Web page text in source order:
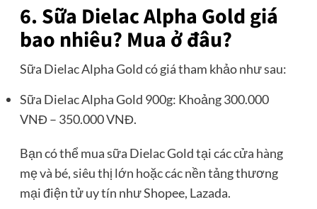
6. Sữa Dielac Alpha Gold giá
bao nhiêu? Mua ở đâu?
Sữa Dielac Alpha Gold có giá tham khảo như sau:
Sữa Dielac Alpha Gold 900g: Khoảng 300.000
VNĐ – 350.000 VNĐ.
Bạn có thể mua sữa Dielac Gold tại các cửa hàng
mẹ và bé, siêu thị lớn hoặc các nền tảng thương
mại điện tử uy tín như Shopee, Lazada.